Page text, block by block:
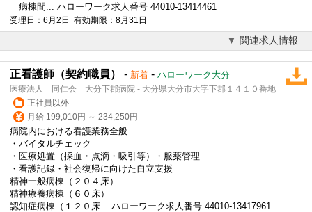
病棟間... ハローワーク求人番号 44010-13414461
受理日：6月2日 有効期限：8月31日
関連求人情報
正看護師（契約職員） - 新着 - ハローワーク大分
医療法人 同仁会 大分下郡病院 - 大分県大分市大字下郡１４１０番地
正社員以外
月給 199,010円 ～ 234,250円
病院内における看護業務全般
・バイタルチェック
・医療処置（採血・点滴・吸引等）・服薬管理
・看護記録・社会復帰に向けた自立支援
精神一般病棟（２０４床）
精神療養病棟（６０床）
認知症病棟（１２０床... ハローワーク求人番号 44010-13417961